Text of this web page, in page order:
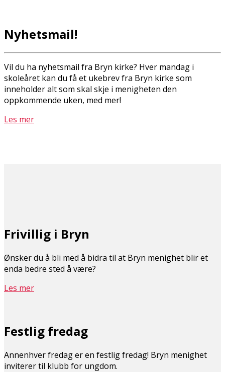
Nyhetsmail!
Vil du ha nyhetsmail fra Bryn kirke? Hver mandag i
skoleåret kan du få et ukebrev fra Bryn kirke som
inneholder alt som skal skje i menigheten den
oppkommende uken, med mer!
Les mer
Frivillig i Bryn
Ønsker du å bli med å bidra til at Bryn menighet blir et
enda bedre sted å være?
Les mer
Festlig fredag
Annenhver fredag er en festlig fredag! Bryn menighet
inviterer til klubb for ungdom.